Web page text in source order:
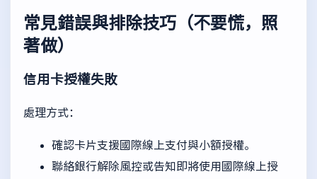
常見錯誤與排除技巧（不要慌，照
著做）
信用卡授權失敗
處理方式：
確認卡片支援國際線上支付與小額授權。
聯絡銀行解除風控或告知即將使用國際線上授